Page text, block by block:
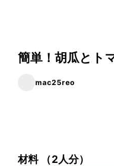
簡単！胡瓜とト
mac25reo
材料 （2人分）